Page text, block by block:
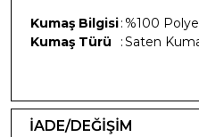
Kumaş Bilgisi: %100
Kumaş Türü
:Saten
İADE/DEĞİŞİM